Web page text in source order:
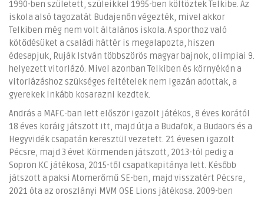
1990-ben született, szüleikkel 1995-ben költöztek Telkibe. Az
iskola alsó tagozatát Budajenőn végezték, mivel akkor
Telkiben még nem volt általános iskola. A sporthoz való
kötődésüket a családi háttér is megalapozta, hiszen
édesapjuk, Ruják István többszörös magyar bajnok, olimpiai 9.
helyezett vitorlázó. Mivel azonban Telkiben és környékén a
vitorlázáshoz szükséges feltételek nem igazán adottak, a
gyerekek inkább kosarazni kezdtek.
András a MAFC-ban lett először igazolt játékos, 8 éves korától
18 éves koráig játszott itt, majd útja a Budafok, a Budaörs és a
Hegyvidék csapatán keresztül vezetett. 21 évesen igazolt
Pécsre, majd 3 évet Körmenden játszott, 2013-tól pedig a
Sopron KC játékosa, 2015-től csapatkapitánya lett. Később
játszott a paksi Atomerőmű SE-ben, majd visszatért Pécsre,
2021 óta az oroszlányi MVM OSE Lions játékosa. 2009-ben